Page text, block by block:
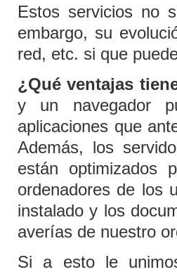
Estos servicios no
embargo, su
red, etc. si que
¿Qué ventajas
y un navegador
aplicaciones que
Además, los
están optimizados
ordenadores de los
instalado y los
averías de nuestro
Si a esto le